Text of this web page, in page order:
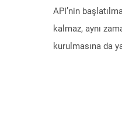
API’nin
kalmaz, aynı
kurulmasına da